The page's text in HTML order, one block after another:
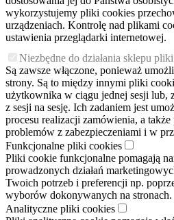
wykorzystujemy pliki cookies
urządzeniach. Kontrolę nad plikami
ustawienia przeglądarki internetowej.
Niezbędne do działania sklepu
Są zawsze włączone, ponieważ
strony. Są to między innymi pliki
użytkownika w ciągu jednej sesji lub,
z sesji na sesję. Ich zadaniem jest
procesu realizacji zamówienia, a
problemów z zabezpieczeniami i w
Funkcjonalne pliki cookies
Pliki cookie funkcjonalne pomagają
prowadzonych działań
Twoich potrzeb i preferencji np.
wyborów dokonywanych na stronach.
Analityczne pliki cookies